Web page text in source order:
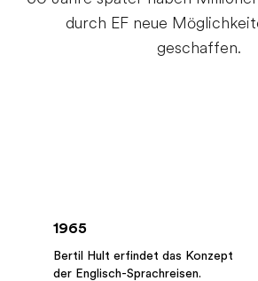
durch EF neue
geschaffen.
1965
Bertil Hult erfindet das Konzept
der Englisch-Sprachreisen.